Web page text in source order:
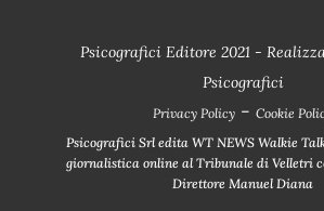
Psicografici Editore 2021 -
Psicografici
Privacy Policy - Cookie
Psicografici Srl edita WT NEWS Walkie
giornalistica online al Tribunale di Velletri
Direttore Manuel Diana